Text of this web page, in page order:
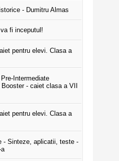
- Dumitru Almas
fi inceputul!
pentru elevi. Clasa a
Intermediate
Booster - caiet clasa a VII
pentru elevi. Clasa a
- Sinteze, aplicatii, teste -